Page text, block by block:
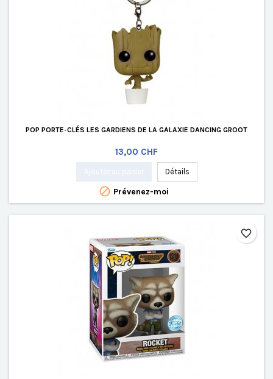
POP PORTE-CLÉS LES GARDIENS DE LA GALAXIE DANCING GROOT
Prix
13,00 CHF
Détails
 Prévenez-moi
favorite_border